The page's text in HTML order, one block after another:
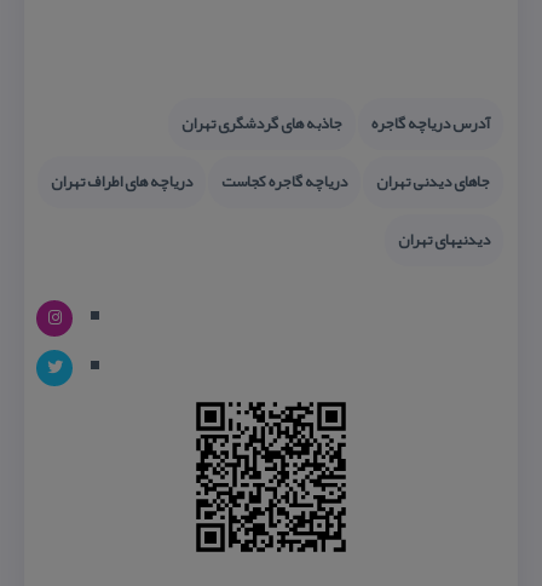
آدرس دریاچه گاجره
جاذبه های گردشگری تهران
جاهای دیدنی تهران
دریاچه گاجره كجاست
دریاچه های اطراف تهران
دیدنیهای تهران